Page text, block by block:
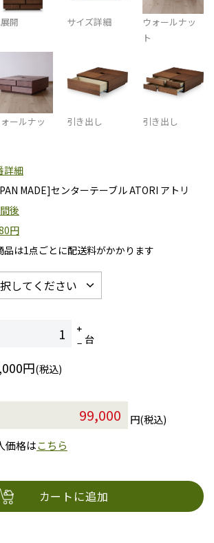
開 サイズ詳細
ウォールナッ
ト
ールナッ
引き出し 引き出し
詳細
MADE]センターテーブル ATORI アトリ
後
円
品は1点ごとに配送料がかかります
台
円(税込)
円(税込)
価格はこちら
カートに追加